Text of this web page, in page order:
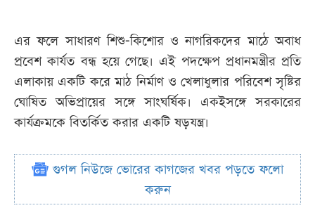
এর ফলে সাধারণ শিশু-কিশোর ও নাগরিকদের মাঠে অবাধ
প্রবেশ কার্যত বন্ধ হয়ে গেছে। এই পদক্ষেপ প্রধানমন্ত্রীর প্রতি
এলাকায় একটি করে মাঠ নির্মাণ ও খেলাধুলার পরিবেশ সৃষ্টির
ঘোষিত অভিপ্রায়ের সঙ্গে সাংঘর্ষিক। একইসঙ্গে সরকারের
কার্যক্রমকে বিতর্কিত করার একটি ষড়যন্ত্র।
গুগল নিউজে ভোরের কাগজের খবর পড়তে ফলো
করুন